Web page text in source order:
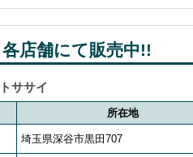
店舗にて販売中!!
ササイ
所在地
埼玉県深谷市黒田707